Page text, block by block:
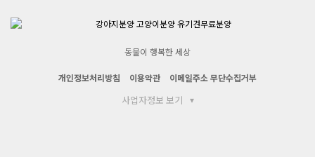
동물이 행복한 세상
개인정보처리방침 이용약관 이메일주소 무단수집거부
사업자정보 보기 ▾